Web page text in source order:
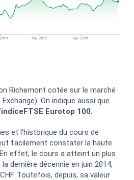
Richemont cotée sur le marché
On indique aussi que
indiceFTSE Eurotop 100.
et l’historique du cours de
facilement constater la haute
En effet, le cours a atteint un plus
dernière décennie en juin 2014,
Toutefois, depuis, sa valeur